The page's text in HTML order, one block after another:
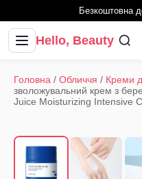
Безкоштовна
Hello, Beauty
Головна / Обличчя / Креми
зволожувальний крем з
Juice Moisturizing Intensive